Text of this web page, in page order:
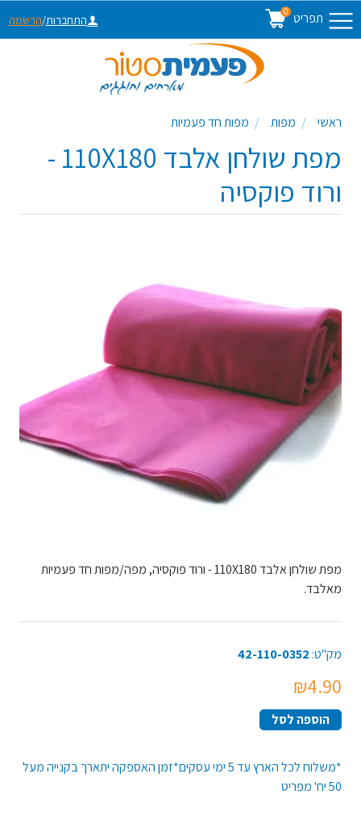
תפריט 0
התחברות/הרשמה
ראשי מפות מפות חד פעמיות
מפת שולחן אלבד 110X180 -
ורוד פוקסיה
מפת שולחן אלבד 110X180 - ורוד פוקסיה, מפה/מפות חד פעמיות
מאלבד.
מק"ט: 42-110-0352
₪4.90
הוספה לסל
*משלוח לכל הארץ עד 5 ימי עסקים*זמן האספקה יתארך בקנייה מעל
50 יח' מפריט